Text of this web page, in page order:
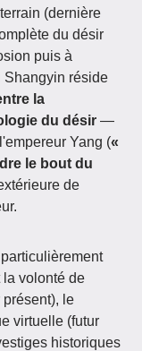
(dernière
du désir
puis à
Shangyin réside
la
du désir —
Yang («
le bout du
de
volonté de
le
virtuelle (futur
historiques